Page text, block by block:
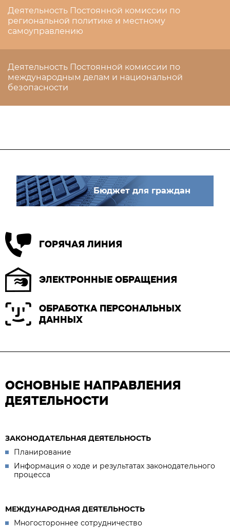
Деятельность Постоянной комиссии по
региональной политике и местному
самоуправлению
Деятельность Постоянной комиссии по
международным делам и национальной
безопасности
Бюджет для граждан
ГОРЯЧАЯ ЛИНИЯ
ЭЛЕКТРОННЫЕ ОБРАЩЕНИЯ
ОБРАБОТКА ПЕРСОНАЛЬНЫХ
ДАННЫХ
ОСНОВНЫЕ НАПРАВЛЕНИЯ
ДЕЯТЕЛЬНОСТИ
ЗАКОНОДАТЕЛЬНАЯ ДЕЯТЕЛЬНОСТЬ
Планирование
Информация о ходе и результатах законодательного
процесса
МЕЖДУНАРОДНАЯ ДЕЯТЕЛЬНОСТЬ
Многостороннее сотрудничество